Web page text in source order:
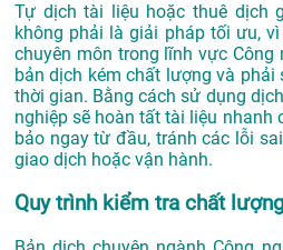
Tự dịch tài liệu hoặc thuê dịch
không phải là giải pháp tối ưu,
chuyên môn trong lĩnh vực Công
bản dịch kém chất lượng và
thời gian. Bằng cách sử dụng
nghiệp sẽ hoàn tất tài liệu nhanh
bảo ngay từ đầu, tránh các lỗi
giao dịch hoặc vận hành.
Quy trình kiểm tra chất